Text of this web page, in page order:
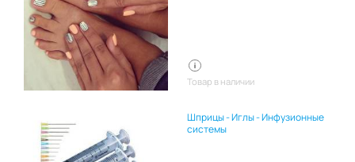
Товар в наличии
Шприцы - Иглы - Инфузионные
системы